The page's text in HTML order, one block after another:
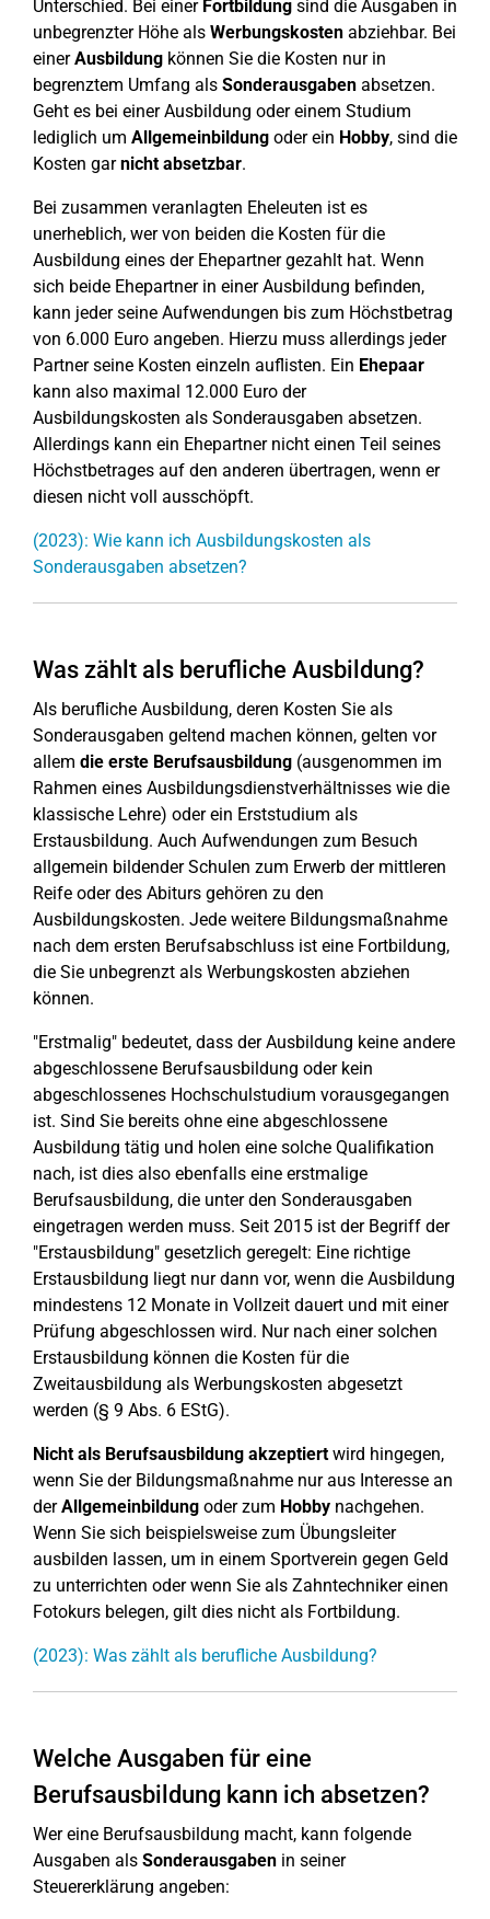
Unterschied. Bei einer Fortbildung sind die Ausgaben in
unbegrenzter Höhe als Werbungskosten abziehbar. Bei
einerAusbildung können Sie die Kosten nur in
begrenztem Umfang als Sonderausgaben absetzen.
Geht es bei einer Ausbildung oder einem Studium
lediglich um Allgemeinbildung oder ein Hobby, sind die
Kosten garnicht absetzbar.
Bei zusammen veranlagten Eheleuten ist es
unerheblich, wer von beiden die Kosten für die
Ausbildung eines der Ehepartner gezahlt hat. Wenn
sich beide Ehepartner in einer Ausbildung befinden,
kann jeder seine Aufwendungen bis zum Höchstbetrag
von 6.000 Euro angeben. Hierzu muss allerdings jeder
Partner seine Kosten einzeln auflisten. Ein Ehepaar
kann also maximal 12.000 Euro der
Ausbildungskosten als Sonderausgaben absetzen.
Allerdings kann ein Ehepartner nicht einen Teil seines
Höchstbetrages auf den anderen übertragen, wenn er
diesen nicht voll ausschöpft.
(2023): Wie kann ich Ausbildungskosten als
Sonderausgaben absetzen?
Was zählt als berufliche Ausbildung?
Als berufliche Ausbildung, deren Kosten Sie als
Sonderausgaben geltend machen können, gelten vor
allem die erste Berufsausbildung (ausgenommen im
Rahmen eines Ausbildungsdienstverhältnisses wie die
klassische Lehre) oder ein Erststudium als
Erstausbildung. Auch Aufwendungen zum Besuch
allgemein bildender Schulen zum Erwerb der mittleren
Reife oder des Abiturs gehören zu den
Ausbildungskosten. Jede weitere Bildungsmaßnahme
nach dem ersten Berufsabschluss ist eine Fortbildung,
die Sie unbegrenzt als Werbungskosten abziehen
können.
"Erstmalig" bedeutet, dass der Ausbildung keine andere
abgeschlossene Berufsausbildung oder kein
abgeschlossenes Hochschulstudium vorausgegangen
ist. Sind Sie bereits ohne eine abgeschlossene
Ausbildung tätig und holen eine solche Qualifikation
nach, ist dies also ebenfalls eine erstmalige
Berufsausbildung, die unter den Sonderausgaben
eingetragen werden muss. Seit 2015 ist der Begriff der
"Erstausbildung" gesetzlich geregelt: Eine richtige
Erstausbildung liegt nur dann vor, wenn die Ausbildung
mindestens 12 Monate in Vollzeit dauert und mit einer
Prüfung abgeschlossen wird. Nur nach einer solchen
Erstausbildung können die Kosten für die
Zweitausbildung als Werbungskosten abgesetzt
werden (§ 9 Abs. 6 EStG).
Nicht als Berufsausbildung akzeptiertwird hingegen,
wenn Sie der Bildungsmaßnahme nur aus Interesse an
derAllgemeinbildung oder zum Hobby nachgehen.
Wenn Sie sich beispielsweise zum Übungsleiter
ausbilden lassen, um in einem Sportverein gegen Geld
zu unterrichten oder wenn Sie als Zahntechniker einen
Fotokurs belegen, gilt dies nicht als Fortbildung.
(2023): Was zählt als berufliche Ausbildung?
Welche Ausgaben für eine
Berufsausbildung kann ich absetzen?
Wer eine Berufsausbildung macht, kann folgende
Ausgaben als Sonderausgaben in seiner
Steuererklärung angeben: